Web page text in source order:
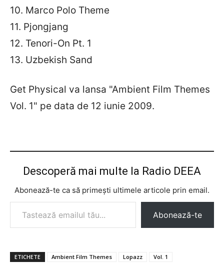
10. Marco Polo Theme
11. Pjongjang
12. Tenori-On Pt. 1
13. Uzbekish Sand
Get Physical va lansa "Ambient Film Themes
Vol. 1" pe data de 12 iunie 2009.
Descoperă mai multe la Radio DEEA
Abonează-te ca să primești ultimele articole prin email.
Tastează emailul tău...
Abonează-te
ETICHETE Ambient Film Themes Lopazz Vol. 1